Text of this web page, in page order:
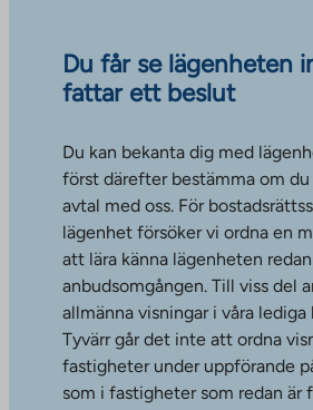
Du får se lägenheten
fattar ett beslut
Du kan bekanta dig med
först därefter bestämma om
avtal med oss. För
lägenhet försöker vi ordna en
att lära känna lägenheten
anbudsomgången. Till viss del
allmänna visningar i våra lediga
Tyvärr går det inte att ordna
fastigheter under uppförande
som i fastigheter som redan är